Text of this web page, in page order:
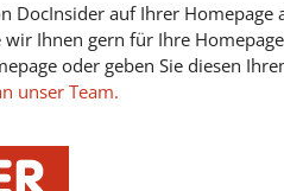
DocInsider auf Ihrer
Ihnen gern für Ihre
oder geben Sie diesen
unser Team.